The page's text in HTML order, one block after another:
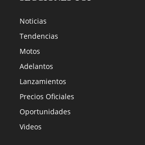
Noticias
Tendencias
Motos
Adelantos
Lanzamientos
Precios Oficiales
Oportunidades
Videos